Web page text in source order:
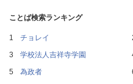
ことば検索ランキング
チョレイ
学校法人吉祥寺学園
為政者